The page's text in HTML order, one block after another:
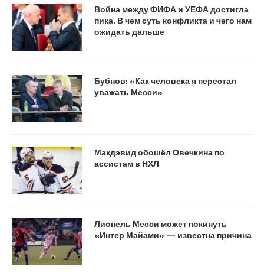
Война между ФИФА и УЕФА достигла
пика. В чем суть конфликта и чего нам
ожидать дальше
Бубнов: «Как человека я перестал
уважать Месси»
Макдэвид обошёл Овечкина по
ассистам в НХЛ
Лионель Месси может покинуть
«Интер Майами» — известна причина